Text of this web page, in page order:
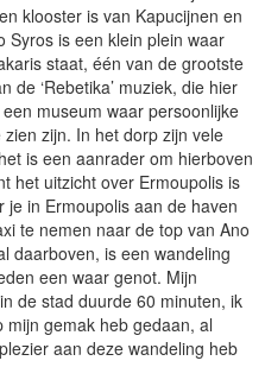
klooster is van Kapucijnen en
Syros is een klein plein waar
staat, één van de grootste
de ‘Rebetika’ muziek, die hier
museum waar persoonlijke
zijn. In het dorp zijn vele
is een aanrader om hierboven
het uitzicht over Ermoupolis is
je in Ermoupolis aan de haven
te nemen naar de top van Ano
daarboven, is een wandeling
een waar genot. Mijn
de stad duurde 60 minuten, ik
gemak heb gedaan, al
aan deze wandeling heb